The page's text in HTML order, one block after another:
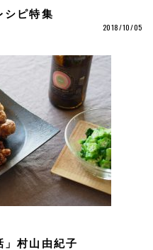
シピ特集
2018/10/05
村山由紀子